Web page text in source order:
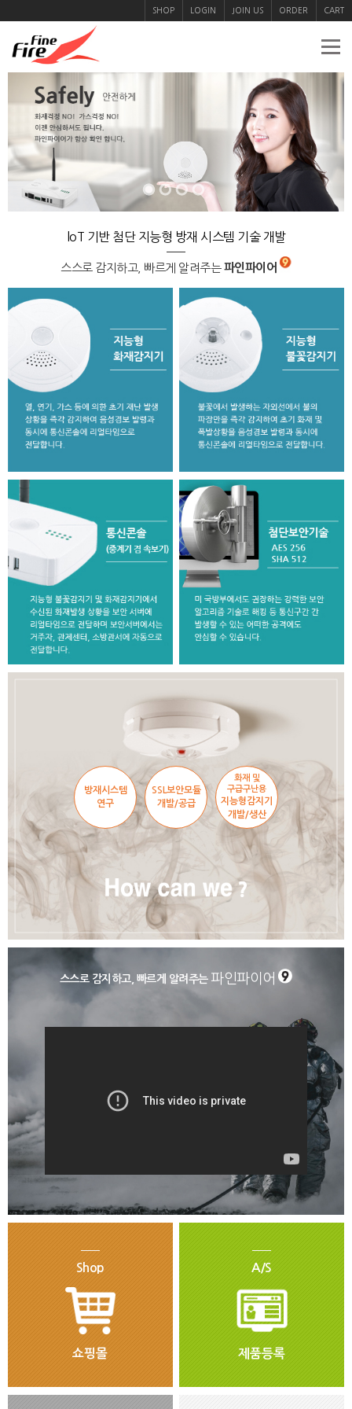
SHOP LOGIN JOIN US ORDER CART
loT 기반 첨단 지능형 방재 시스템 기술 개발
스스로 감지하고, 빠르게 알려주는 파인파이어
방재시스템
연구
SSL보안모듈
개발/공급
화재 및
구급구난용
지능형감지기
개발/생산
스스로 감지하고, 빠르게 알려주는 파인파이어
Shop
쇼핑몰
A/S
제품등록